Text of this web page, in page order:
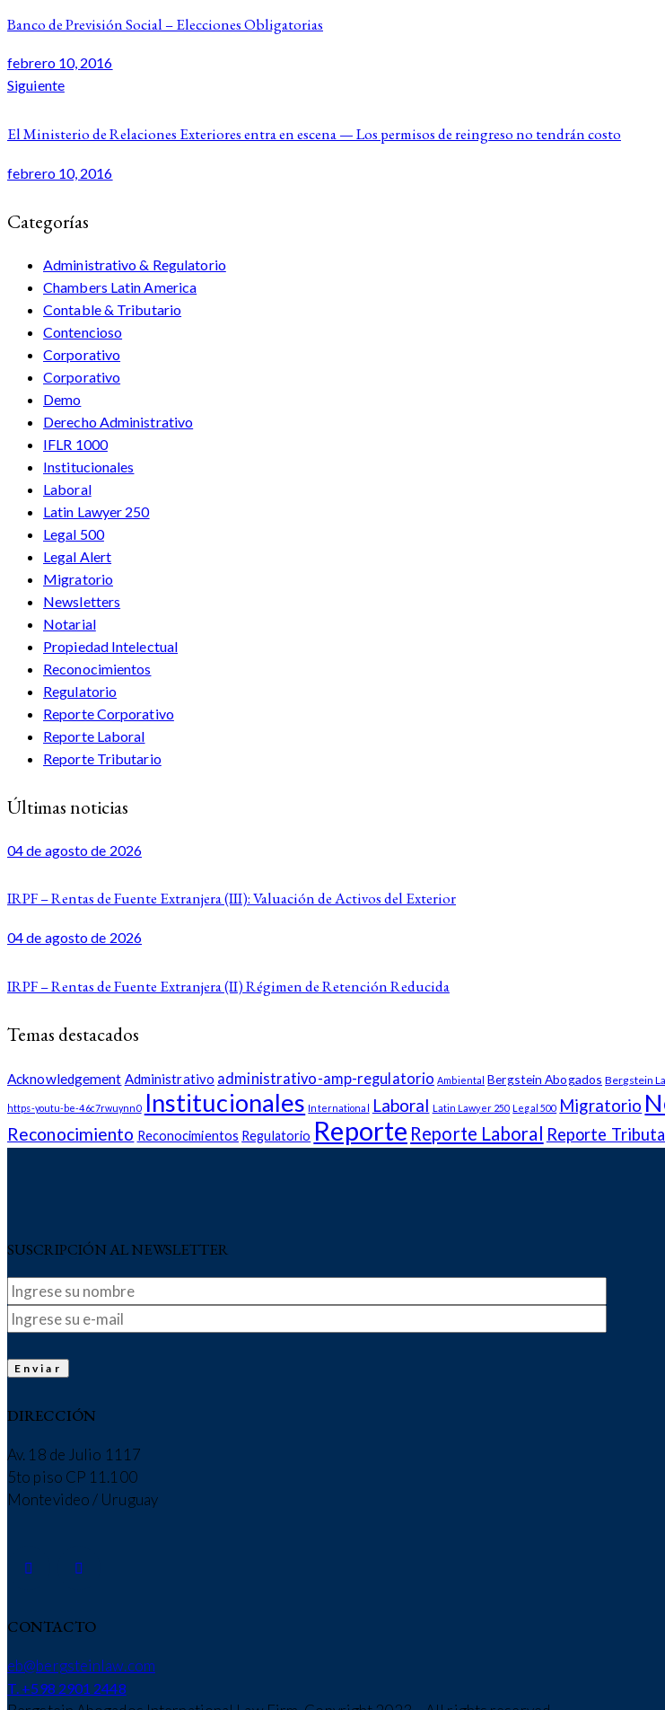
de
entradas
Banco de Previsión Social – Elecciones Obligatorias
febrero 10, 2016
Siguiente
El Ministerio de Relaciones Exteriores entra en escena — Los permisos de reingreso no tendrán costo
febrero 10, 2016
Categorías
Administrativo & Regulatorio
Chambers Latin America
Contable & Tributario
Contencioso
Corporativo
Corporativo
Demo
Derecho Administrativo
IFLR 1000
Institucionales
Laboral
Latin Lawyer 250
Legal 500
Legal Alert
Migratorio
Newsletters
Notarial
Propiedad Intelectual
Reconocimientos
Regulatorio
Reporte Corporativo
Reporte Laboral
Reporte Tributario
Últimas noticias
04 de agosto de 2026
IRPF – Rentas de Fuente Extranjera (III): Valuación de Activos del Exterior
04 de agosto de 2026
IRPF – Rentas de Fuente Extranjera (II) Régimen de Retención Reducida
Temas destacados
Acknowledgement Administrativo administrativo-amp-regulatorio Ambiental Bergstein Abogados Bergstein
https-youtu-be-46c7rwuynn0 Institucionales International Laboral Latin Lawyer 250 Legal 500 Migratorio
Reconocimiento Reconocimientos Regulatorio Reporte Reporte Laboral Reporte
SUSCRIPCIÓN AL NEWSLETTER
DIRECCIÓN
Av. 18 de Julio 1117
5to piso CP 11.100
Montevideo / Uruguay
CONTACTO
eb@bergsteinlaw.com
T. +598 2901 2448